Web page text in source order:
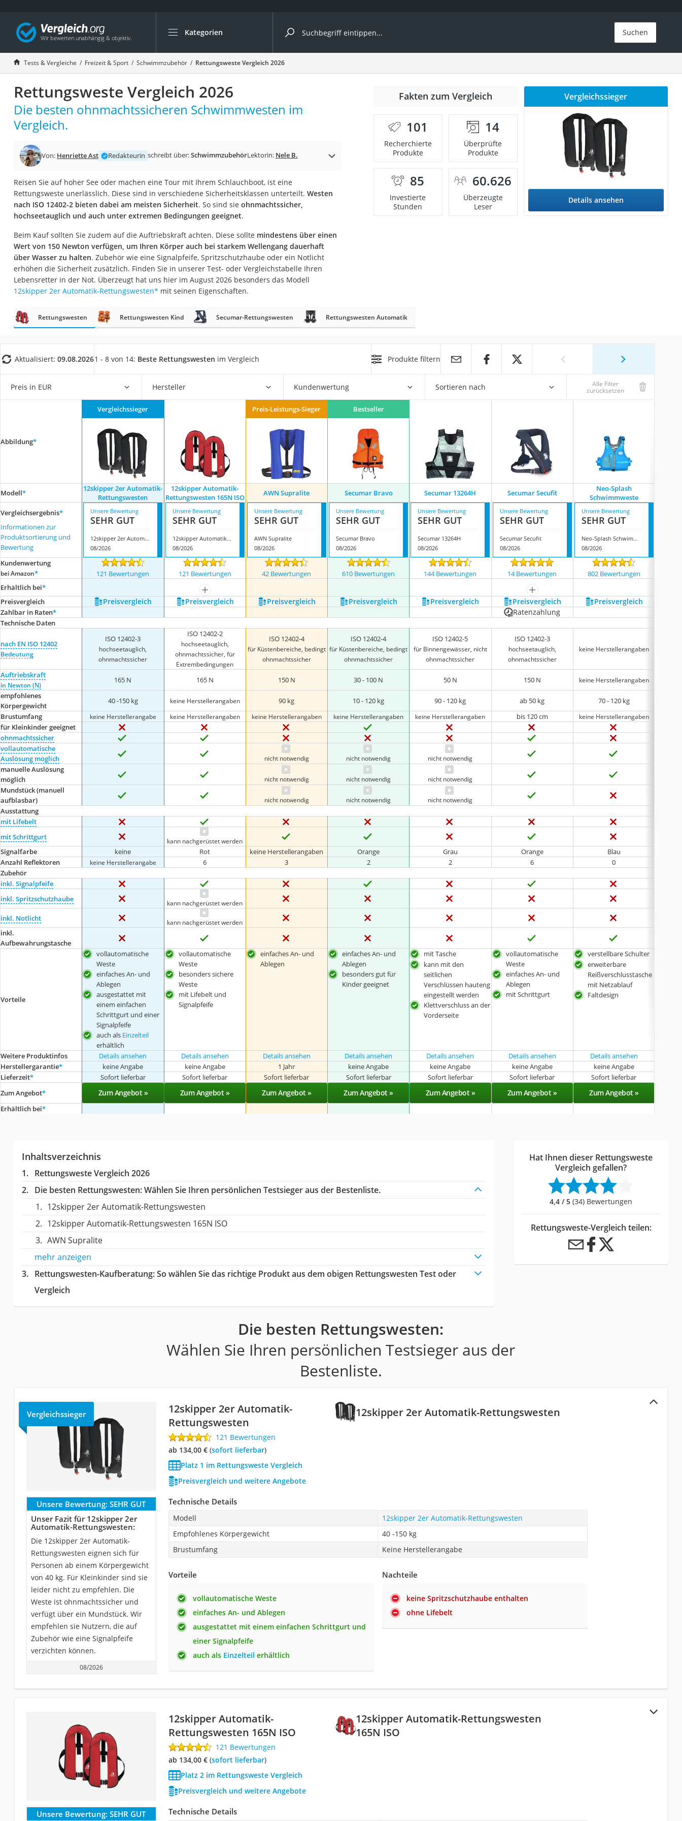
Kategorien
Die beliebtesten Vergleiche nach Kategorie
Freizeit & Sport
Gartentrampolin
Trampolin
Metalldetektor
Fahrradschloss
Futterboot
Air Bike
E-Bike-Dreirad
Trekkingschuhe Herren
Reisetasche mit Rollen
Klimmzugstation
Koffer
Faltschloss
Wanderschuhe Herren
Sicherheitsweste Reiten
Service
Suchen
Tests & Vergleiche Freizeit & Sport Schwimmzubehör Rettungsweste Vergleich 2026
Rettungsweste Vergleich 2026
Die besten ohnmachtssicheren Schwimmwesten im
Vergleich.
Von: Henriette Ast Redakteurin schreibt über:SchwimmzubehörLektorin: Nele B.
Reisen Sie auf hoher See oder machen eine Tour mit Ihrem Schlauchboot, ist eine
Rettungsweste unerlässlich. Diese sind in verschiedene Sicherheitsklassen unterteilt. Westen
nach ISO 12402-2 bieten dabei am meisten Sicherheit. So sind sie ohnmachtssicher,
hochseetauglich und auch unter extremen Bedingungen geeignet.
Beim Kauf sollten Sie zudem auf die Auftriebskraft achten. Diese sollte mindestens über einen
Wert von 150 Newton verfügen, um Ihren Körper auch bei starkem Wellengang dauerhaft
über Wasser zu halten. Zubehör wie eine Signalpfeife, Spritzschutzhaube oder ein Notlicht
erhöhen die Sicherheit zusätzlich. Finden Sie in unserer Test- oder Vergleichstabelle Ihren
Lebensretter in der Not. Überzeugt hat uns hier im August 2026 besonders das Modell
12skipper 2er Automatik-Rettungswesten* mit seinen Eigenschaften.
Fakten zum Vergleich
101
Recherchierte
Produkte
14
Überprüfte
Produkte
85
Investierte
Stunden
60.626
Überzeugte
Leser
Vergleichssieger
Details ansehen
Rettungswesten Rettungswesten Kind Secumar-Rettungswesten Rettungswesten Automatik
Aktualisiert: 09.08.20261 - 8 von 14: Beste Rettungswesten im Vergleich Produkte filtern
Preis in EUR Hersteller Kundenwertung Sortieren nach Alle Filter
zurücksetzen
Abbildung*
Vergleichssieger Preis-Leistungs-Sieger Bestseller
Modell*
12skipper 2er Automatik-
Rettungswesten
12skipper Automatik-
Rettungswesten 165N ISO
AWN Supralite Secumar Bravo Secumar 13264H Secumar Secufit
Neo-Splash
Schwimmweste
Vergleichsergebnis*
Informationen zur
Produktsortierung und
Bewertung
Unsere Bewertung
SEHR GUT
12skipper 2er Automatik-Rettungswesten
08/2026
Unsere Bewertung
SEHR GUT
12skipper Automatik-Rettungswesten 165N ISO
08/2026
Unsere Bewertung
SEHR GUT
AWN Supralite
08/2026
Unsere Bewertung
SEHR GUT
Secumar Bravo
08/2026
Unsere Bewertung
SEHR GUT
Secumar 13264H
08/2026
Unsere Bewertung
SEHR GUT
Secumar Secufit
08/2026
Unsere Bewertung
SEHR GUT
Neo-Splash Schwimmweste
08/2026
Kundenwertung
bei Amazon* 121 Bewertungen 121 Bewertungen 42 Bewertungen 610 Bewertungen 144 Bewertungen 14 Bewertungen 802 Bewertungen
Erhältlich bei*
mehr anzeigen
mehr anzeigen
Preis­vergleich
Preis­vergleich Preis­vergleich Preis­vergleich Preis­vergleich Preis­vergleich Preis­vergleich Preis­vergleich
Zahlbar in Raten* Ratenzahlung
Technische Daten
nach EN ISO 12402
Bedeutung
ISO 12402-3
hochseetauglich,
ohnmachtssicher
ISO 12402-2
hochseetauglich,
ohnmachtssicher, für
Extrembedingungen
ISO 12402-4
für Küstenbereiche, bedingt
ohnmachtssicher
ISO 12402-4
für Küstenbereiche, bedingt
ohnmachtssicher
ISO 12402-5
für Binnengewässer, nicht
ohnmachtssicher
ISO 12402-3
hochseetauglich,
ohnmachtssicher
keine Herstellerangaben
Auftriebskraft
in Newton (N)
165 N 165 N 150 N 30 - 100 N 50 N 150 N keine Herstellerangaben
empfohlenes
Körpergewicht
40 -150 kg keine Herstellerangaben 90 kg 10 - 120 kg 90 - 120 kg ab 50 kg 70 - 120 kg
Brustumfang
keine Herstellerangabe keine Herstellerangaben keine Herstellerangaben keine Herstellerangaben keine Herstellerangaben bis 120 cm keine Herstellerangaben
für Kleinkinder geeignet
ohnmachtssicher
vollautomatische
Auslösung möglich
nicht notwendig nicht notwendig nicht notwendig
manuelle Auslösung
möglich
nicht notwendig nicht notwendig nicht notwendig
Mundstück (manuell
aufblasbar)
nicht notwendig nicht notwendig nicht notwendig
Ausstattung
mit Lifebelt
mit Schrittgurt
kann nachgerüstet werden
Signalfarbe keine Rot keine Herstellerangaben Orange Grau Orange
Blau
Anzahl Reflektoren
keine Herstellerangabe 6 3 2 2 6 0
Zubehör
inkl. Signalpfeife
inkl. Spritzschutzhaube
kann nachgerüstet werden
inkl. Notlicht kann nachgerüstet werden
inkl.
Aufbewahrungstasche
Vorteile
vollautomatische
Weste
einfaches An- und
Ablegen
ausgestattet mit
einem einfachen
Schrittgurt und einer
Signalpfeife
auch als Einzelteil
erhältlich
vollautomatische
Weste
besonders sichere
Weste
mit Lifebelt und
Signalpfeife
einfaches An- und
Ablegen
einfaches An- und
Ablegen
besonders gut für
Kinder geeignet
mit Tasche
kann mit den
seitlichen
Verschlüssen hauteng
eingestellt werden
Klettverschluss an der
Vorderseite
vollautomatische
Weste
einfaches An- und
Ablegen
mit Schrittgurt
verstellbare Schulter
erweiterbare
Reißverschlusstasche
mit Netzablauf
Faltdesign
Weitere Produktinfos Details ansehen Details ansehen Details ansehen Details ansehen Details ansehen Details ansehen Details ansehen
Herstellergarantie* keine Angabe keine Angabe 1 Jahr keine Angabe keine Angabe keine Angabe keine Angabe
Lieferzeit* Sofort lieferbar Sofort lieferbar Sofort lieferbar Sofort lieferbar Sofort lieferbar Sofort lieferbar Sofort lieferbar
Zum Angebot* Zum Angebot » Zum Angebot » Zum Angebot » Zum Angebot » Zum Angebot » Zum Angebot » Zum Angebot »
Erhältlich bei*
Inhaltsverzeichnis
Rettungsweste Vergleich 2026
Die besten Rettungswesten:Wählen Sie Ihren persönlichen Testsieger aus der Bestenliste.
12skipper 2er Automatik-Rettungswesten
12skipper Automatik-Rettungswesten 165N ISO
AWN Supralite
mehr anzeigen
Rettungswesten-Kaufberatung: So wählen Sie das richtige Produkt aus dem obigen Rettungswesten Test oder
Vergleich
Hat Ihnen dieser Rettungsweste
Vergleich gefallen?
4,4 / 5 (34) Bewertungen
Rettungsweste-Vergleich teilen:
Die besten Rettungswesten:
Wählen Sie Ihren persönlichen Testsieger aus der
Bestenliste.
12skipper 2er Automatik-Rettungswesten
Vergleichssieger
12skipper 2er Automatik-
Rettungswesten
121 Bewertungen
ab 134,00 €( Sofort lieferbar)
Platz 1 im Rettungsweste Vergleich
Preisvergleich und weitere Angebote
Unsere Bewertung: SEHR GUT
Unser Fazit für 12skipper 2er
Automatik-Rettungswesten:
Die 12skipper 2er Automatik-
Rettungswesten eignen sich für
Personen ab einem Körpergewicht
von 40 kg. Für Kleinkinder sind sie
leider nicht zu empfehlen. Die
Weste ist ohnmachtssicher und
verfügt über ein Mundstück. Wir
empfehlen sie Nutzern, die auf
Zubehör wie eine Signalpfeife
verzichten können.
08/2026
Technische Details
Modell
12skipper 2er Automatik-Rettungswesten
Empfohlenes Körpergewicht
40 -150 kg
Brustumfang
Keine Herstellerangabe
Vorteile
vollautomatische Weste
einfaches An- und Ablegen
ausgestattet mit einem einfachen Schrittgurt und
einer Signalpfeife
auch als Einzelteil erhältlich
Nachteile
keine Spritzschutzhaube enthalten
ohne Lifebelt
12skipper Automatik-Rettungswesten
165N ISO
12skipper Automatik-
Rettungswesten 165N ISO
121 Bewertungen
ab 134,00 €( Sofort lieferbar)
Platz 2 im Rettungsweste Vergleich
Preisvergleich und weitere Angebote
Unsere Bewertung: SEHR GUT Technische Details